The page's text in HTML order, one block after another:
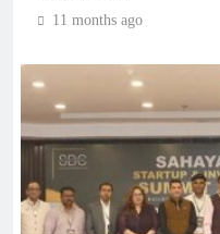
11 months ago